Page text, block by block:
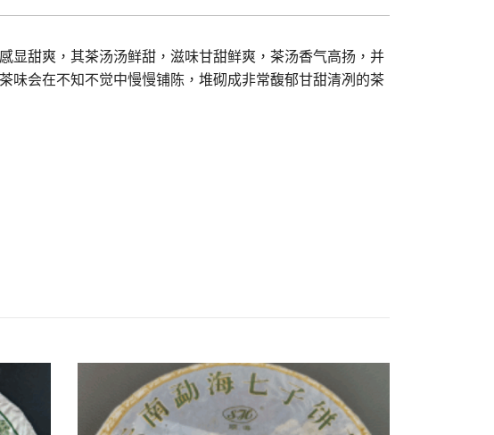
显甜爽，其茶汤汤鲜甜，滋味甘甜鲜爽，茶汤香气高扬，并
味会在不知不觉中慢慢铺陈，堆砌成非常馥郁甘甜清冽的茶